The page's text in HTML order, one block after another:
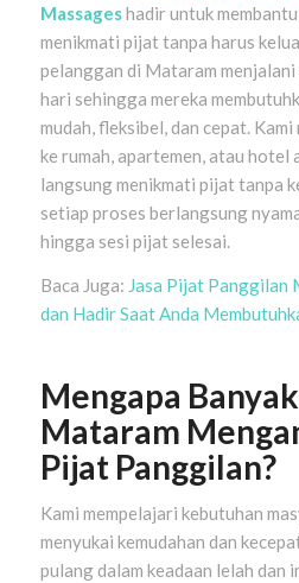
Massageshadir untuk
menikmati pijat tanpa harus
pelanggan di Mataram
hari sehingga mereka
mudah, fleksibel, dan cepat.
ke rumah, apartemen, atau hotel
langsung menikmati pijat tanpa
setiap proses berlangsung
hingga sesi pijat selesai.
Baca Juga: Jasa Pijat Panggilan
dan Hadir Saat Anda
Mengapa
Mataram
Pijat Panggilan?
Kami mempelajari kebutuhan
menyukai kemudahan dan
pulang dalam keadaan lelah